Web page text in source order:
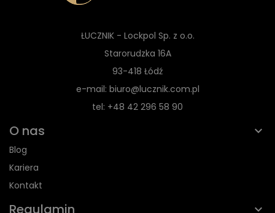
ŁUCZNIK - Lockpol Sp. z o.o.
Starorudzka 16A
93-418 Łódź
e-mail: biuro@lucznik.com.pl
tel: +48 42 296 58 90
O nas
Blog
Kariera
Kontakt
Regulamin